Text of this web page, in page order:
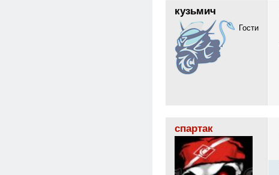
кузьмич
Гости
спартак